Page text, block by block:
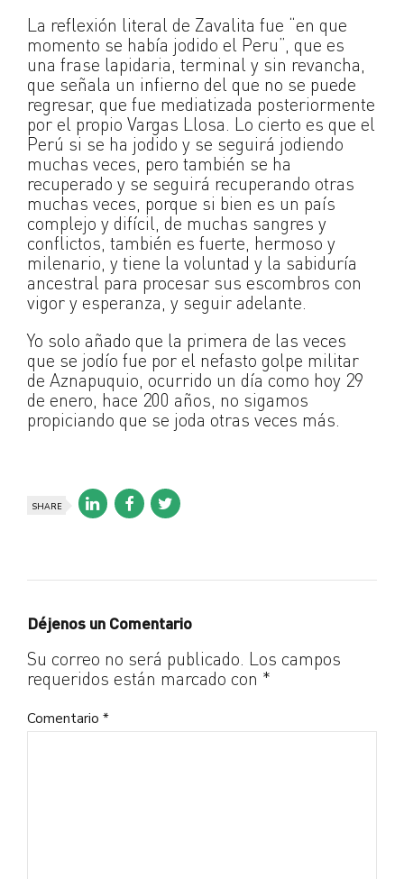
La reflexión literal de Zavalita fue “en que
momento se había jodido el Peru”, que es
una frase lapidaria, terminal y sin revancha,
que señala un infierno del que no se puede
regresar, que fue mediatizada posteriormente
por el propio Vargas Llosa. Lo cierto es que el
Perú si se ha jodido y se seguirá jodiendo
muchas veces, pero también se ha
recuperado y se seguirá recuperando otras
muchas veces, porque si bien es un país
complejo y difícil, de muchas sangres y
conflictos, también es fuerte, hermoso y
milenario, y tiene la voluntad y la sabiduría
ancestral para procesar sus escombros con
vigor y esperanza, y seguir adelante.
Yo solo añado que la primera de las veces
que se jodío fue por el nefasto golpe militar
de Aznapuquio, ocurrido un día como hoy 29
de enero, hace 200 años, no sigamos
propiciando que se joda otras veces más.
SHARE
Déjenos un Comentario
Su correo no será publicado. Los campos
requeridos están marcado con *
Comentario *